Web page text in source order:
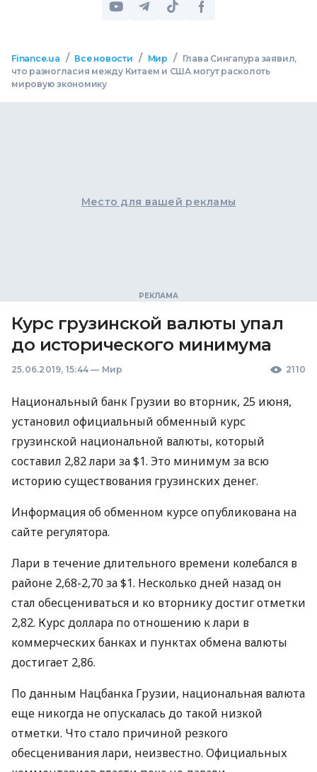
Finance.ua / Все новости / Мир /
Глава Сингапура заявил,
что разногласия между Китаем и США могут расколоть
мировую экономику
Место для вашей рекламы
Курс грузинской валюты упал
до исторического минимума
25.06.2019, 15:44 — Мир 2110
Национальный банк Грузии во вторник, 25 июня,
установил официальный обменный курс
грузинской национальной валюты, который
составил 2,82 лари за $1. Это минимум за всю
историю существования грузинских денег.
Информация об обменном курсе опубликована на
сайте регулятора.
Лари в течение длительного времени колебался в
районе 2,68-2,70 за $1. Несколько дней назад он
стал обесцениваться и ко вторнику достиг отметки
2,82. Курс доллара по отношению к лари в
коммерческих банках и пунктах обмена валюты
достигает 2,86.
По данным Нацбанка Грузии, национальная валюта
еще никогда не опускалась до такой низкой
отметки. Что стало причиной резкого
обесценивания лари, неизвестно. Официальных